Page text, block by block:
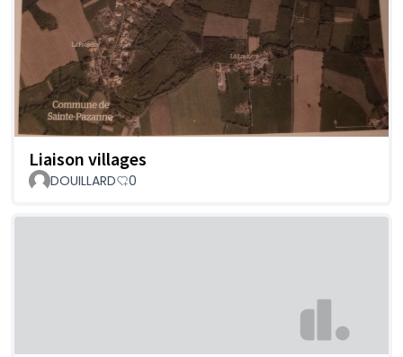
Liaison villages
DOUILLARD 0